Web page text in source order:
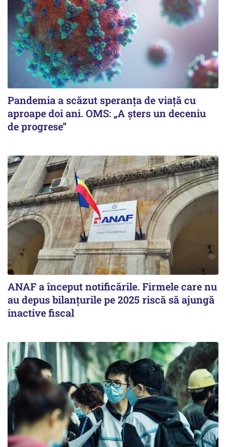
Pandemia a scăzut speranţa de viaţă cu
aproape doi ani. OMS: „A şters un deceniu
de progrese”
ANAF a început notificările. Firmele care nu
au depus bilanțurile pe 2025 riscă să ajungă
inactive fiscal